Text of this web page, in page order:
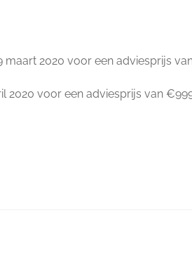
maart 2020 voor een adviesprijs
2020 voor een adviesprijs van